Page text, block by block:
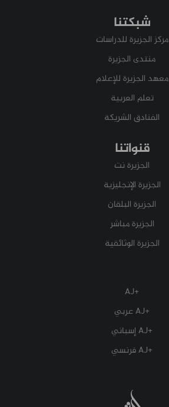
شبكتنا
مركز الجزيرة للدراسات
منتدى الجزيرة
معهد الجزيرة للإعلام
تعلم العربية
الفنادق الشريكة
قنواتنا
الجزيرة نت
الجزيرة الإنجليزية
الجزيرة البلقان
الجزيرة مباشر
الجزيرة الوثائقية
+AJ
+AJ عربي
+AJ إسباني
+AJ فرنسي